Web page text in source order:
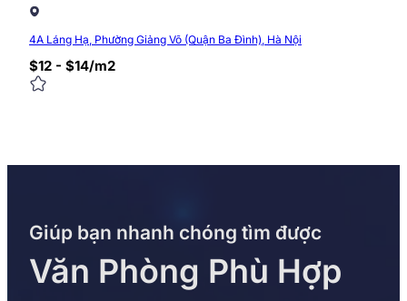
4A Láng Hạ, Phường Giảng Võ (Quận Ba Đình), Hà Nội
$12 - $14/m2
Giúp bạn nhanh chóng tìm được
Văn Phòng Phù Hợp